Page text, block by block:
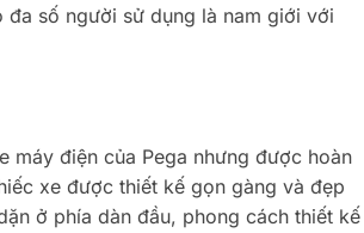
số người sử dụng là nam giới với
máy điện của Pega nhưng được hoàn
xe được thiết kế gọn gàng và đẹp
ở phía dàn đầu, phong cách thiết kế